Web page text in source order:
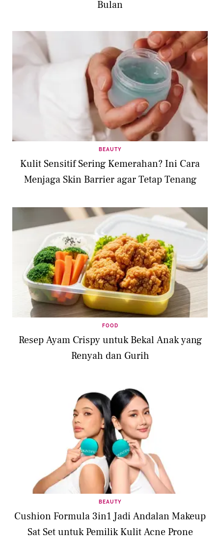
Bulan
BEAUTY
Kulit Sensitif Sering Kemerahan? Ini Cara
Menjaga Skin Barrier agar Tetap Tenang
FOOD
Resep Ayam Crispy untuk Bekal Anak yang
Renyah dan Gurih
BEAUTY
Cushion Formula 3in1 Jadi Andalan Makeup
Sat Set untuk Pemilik Kulit Acne Prone